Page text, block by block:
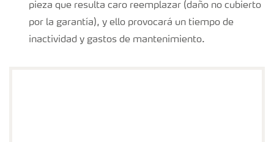
pieza que resulta caro reemplazar (daño no cubierto
por la garantía), y ello provocará un tiempo de
inactividad y gastos de mantenimiento.